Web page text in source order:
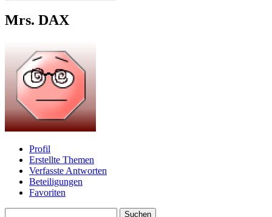
Mrs. DAX
Profil
Erstellte Themen
Verfasste Antworten
Beteiligungen
Favoriten